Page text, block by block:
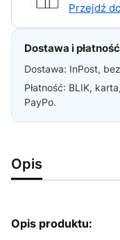
Przejdź
Dostawa i płatność
Dostawa: InPost,
Płatność: BLIK,
PayPo.
Opis
Opis produktu: